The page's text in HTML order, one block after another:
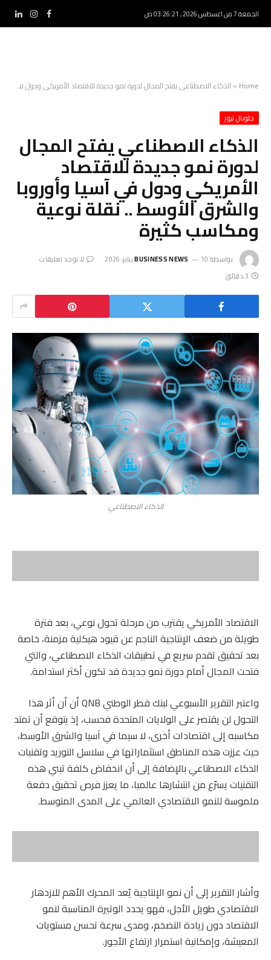
الجمعة 7 من اغسطس 2026 , 03:26:22 ص فيسبوكالانستغرام
Home
» الذكاء الاصطناعي يفتح المجال لدورة نمو جديدة للاقتصاد الأمريكي ودول في آسيا وأوروبا والشرق الأوسط .. نقلة نوعية ومكاسب كثيرة
جلوبال نيوز
الذكاء الاصطناعي يفتح المجال
لدورة نمو جديدة للاقتصاد
الأمريكي ودول في آسيا وأوروبا
والشرق الأوسط .. نقلة نوعية
ومكاسب كثيرة
بواسطة BUSINESS NEWS 10 يناير، 2026
لا توجد تعليقات
3 دقائق
الذكاء الاصطناعي
الاقتصاد الأمريكي يقترب من مرحلة تحول نوعي، بعد فترة
طويلة من ضعف الإنتاجية الناجم عن قيود هيكلية مزمنة، خاصة
بعد تحقيق تقدم سريع في تطبيقات الذكاء الاصطناعي، والتي
فتحت المجال أمام دورة نمو جديدة قد تكون أكثر استدامة.
واعتبر التقرير الأسبوعي لبنك قطر الوطني QNB أن أن أثر هذا
التحول لن يقتصر على الولايات المتحدة فحسب، إذ يتوقع أن تمتد
مكاسبه إلى اقتصادات أخرى، لا سيما في آسيا والشرق الأوسط،
حيث عززت هذه المناطق استثماراتها في سلاسل التوريد وتقنيات
الذكاء الاصطناعي بالإضافة إلى أن انخفاض كلفة تبني هذه
التقنيات يسرّع من انتشارها عالميا، ما يعزز فرص تحقيق دفعة
ملموسة للنمو الاقتصادي العالمي على المدى المتوسط.
وأشار التقرير إلى أن نمو الإنتاجية يُعد المحرك الأهم للازدهار
الاقتصادي طويل الأجل، فهو يحدد الوتيرة المناسبة لنمو
الاقتصاد دون زيادة التضخم، ومدى سرعة تحسن مستويات
المعيشة، وإمكانية استمرار ارتفاع الأجور.